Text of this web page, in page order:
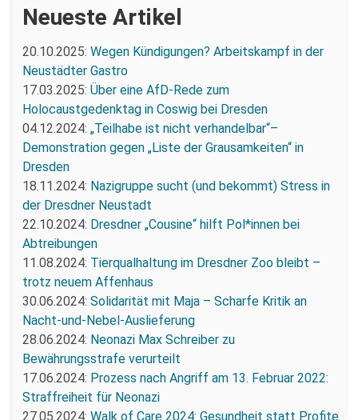
Neueste Artikel
20.10.2025: Wegen Kündigungen? Arbeitskampf in der
Neustädter Gastro
17.03.2025: Über eine AfD-Rede zum
Holocaustgedenktag in Coswig bei Dresden
04.12.2024: „Teilhabe ist nicht verhandelbar“–
Demonstration gegen „Liste der Grausamkeiten“ in
Dresden
18.11.2024: Nazigruppe sucht (und bekommt) Stress in
der Dresdner Neustadt
22.10.2024: Dresdner „Cousine“ hilft Pol*innen bei
Abtreibungen
11.08.2024: Tierqualhaltung im Dresdner Zoo bleibt –
trotz neuem Affenhaus
30.06.2024: Solidarität mit Maja – Scharfe Kritik an
Nacht-und-Nebel-Auslieferung
28.06.2024: Neonazi Max Schreiber zu
Bewährungsstrafe verurteilt
17.06.2024: Prozess nach Angriff am 13. Februar 2022:
Straffreiheit für Neonazi
27.05.2024: Walk of Care 2024: Gesundheit statt Profite